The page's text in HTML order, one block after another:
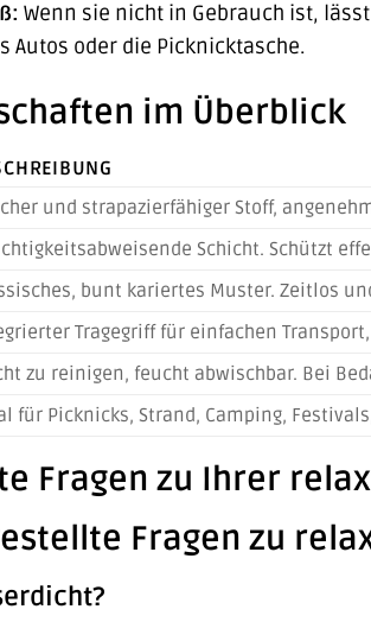
Wenn sie nicht in Gebrauch ist,
Autos oder die Picknicktasche.
im Überblick
und strapazierfähiger Stoff,
Schicht. Schützt
bunt kariertes Muster. Zeitlos
Tragegriff für einfachen
zu reinigen, feucht abwischbar. Bei
für Picknicks, Strand, Camping,
Fragen zu Ihrer
Fragen zu